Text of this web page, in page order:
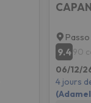
9.490
06/12/
4 jours